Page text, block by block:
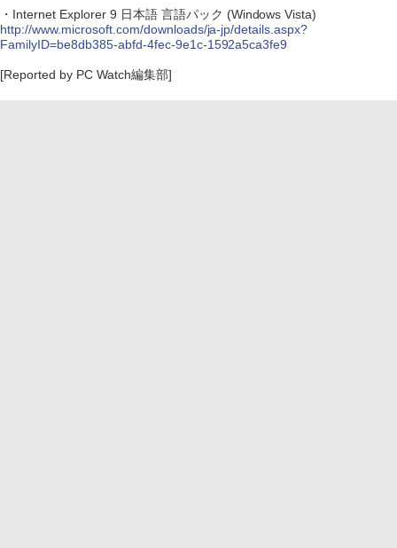
・Internet Explorer 9 日本語 言語パック (Windows Vista)
http://www.microsoft.com/downloads/ja-jp/details.aspx?
FamilyID=be8db385-abfd-4fec-9e1c-1592a5ca3fe9
[Reported by PC Watch編集部]